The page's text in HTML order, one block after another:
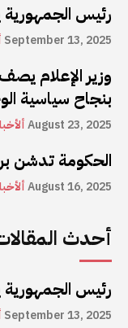
رئيس
September 13, 2025
وزير الإعلام
بنجاح سياسية
August 23, 2025
الحكومة تدشن
August 16, 2025
أحدث
رئيس
September 13, 2025